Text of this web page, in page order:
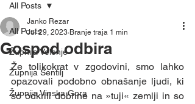
All Posts
Župnija Velenje
Župnija Šentilj
Župnija Vinska Gora
All Posts
Gospod odbira
Janko Rezar
Jul 29, 2023 Branje traja 1 min
Že tolikokrat v zgodovini, smo lahko
opazovali podobno obnašanje ljudi, ki
so odkrili dobrine na »tuji« zemlji in so